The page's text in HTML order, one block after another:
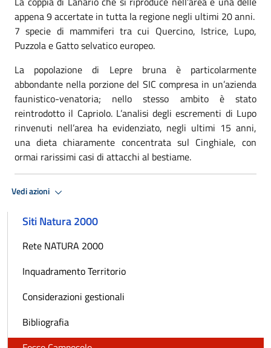
appena 9 accertate in tutta la regione negli ultimi 20 anni.
7 specie di mammiferi tra cui Quercino, Istrice, Lupo,
Puzzola e Gatto selvatico europeo.
La popolazione di Lepre bruna è particolarmente
abbondante nella porzione del SIC compresa in un’azienda
faunistico-venatoria; nello stesso ambito è stato
reintrodotto il Capriolo. L’analisi degli escrementi di Lupo
rinvenuti nell’area ha evidenziato, negli ultimi 15 anni,
una dieta chiaramente concentrata sul Cinghiale, con
ormai rarissimi casi di attacchi al bestiame.
Vedi azioni
Siti Natura 2000
Rete NATURA 2000
Inquadramento Territorio
Considerazioni gestionali
Bibliografia